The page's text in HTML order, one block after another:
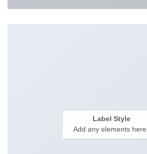
Label Style
Add any elements here..